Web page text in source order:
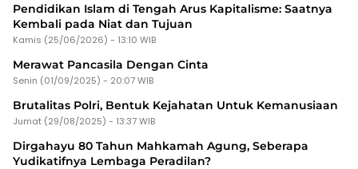
Pendidikan Islam di Tengah Arus Kapitalisme: Saatnya
Kembali pada Niat dan Tujuan
Kamis (25/06/2026) - 13:10 WIB
Merawat Pancasila Dengan Cinta
Senin (01/09/2025) - 20:07 WIB
Brutalitas Polri, Bentuk Kejahatan Untuk Kemanusiaan
Jumat (29/08/2025) - 13:37 WIB
Dirgahayu 80 Tahun Mahkamah Agung, Seberapa
Yudikatifnya Lembaga Peradilan?